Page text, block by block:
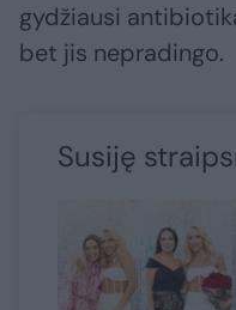
gydžiausi
bet jis nepradingo.
Susiję